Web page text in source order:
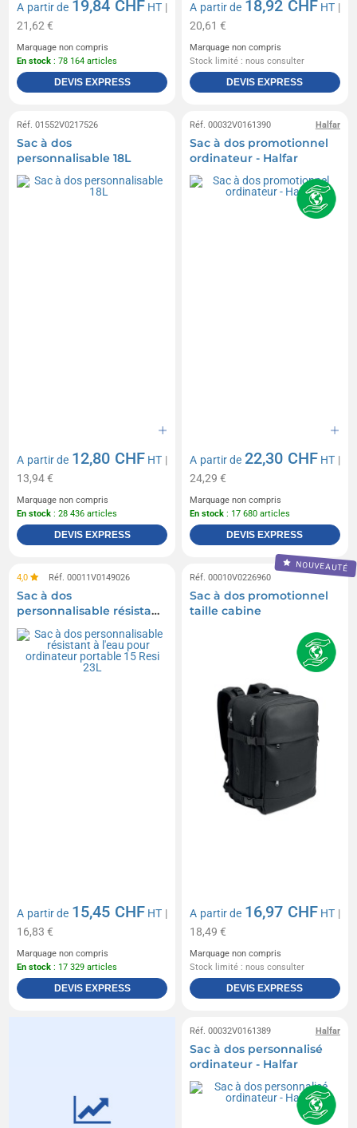
A partir de 19,84 CHF HT |
21,62 €
Marquage non compris
En stock : 78 164 articles
DEVIS EXPRESS
A partir de 18,92 CHF HT |
20,61 €
Marquage non compris
Stock limité : nous consulter
DEVIS EXPRESS
Réf. 01552V0217526
Sac à dos
personnalisable 18L
A partir de 12,80 CHF HT |
13,94 €
Marquage non compris
En stock : 28 436 articles
DEVIS EXPRESS
Halfar
Réf. 00032V0161390
Sac à dos promotionnel
ordinateur - Halfar
A partir de 22,30 CHF HT |
24,29 €
Marquage non compris
En stock : 17 680 articles
DEVIS EXPRESS
4,0 Réf. 00011V0149026
Sac à dos
personnalisable résistant
à l'eau pour ordinateur
portable 15 Resi 23L
A partir de 15,45 CHF HT |
16,83 €
Marquage non compris
En stock : 17 329 articles
DEVIS EXPRESS
NOUVEAUTÉ
Réf. 00010V0226960
Sac à dos promotionnel
taille cabine
A partir de 16,97 CHF HT |
18,49 €
Marquage non compris
Stock limité : nous consulter
DEVIS EXPRESS
Halfar
Réf. 00032V0161389
Sac à dos personnalisé
ordinateur - Halfar